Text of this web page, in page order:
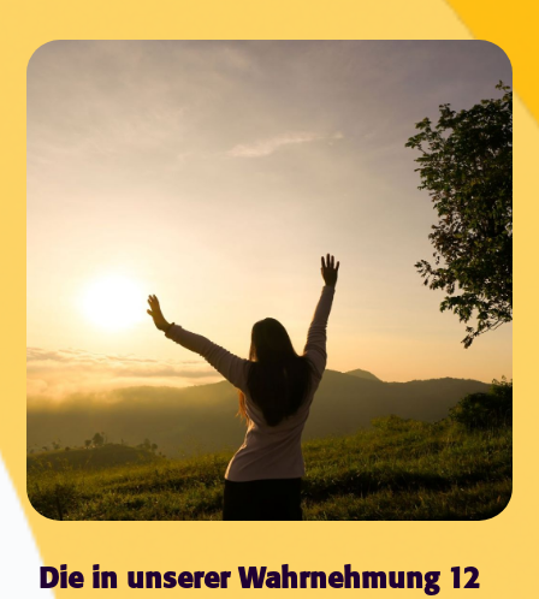
Die in unserer Wahrnehmung 12